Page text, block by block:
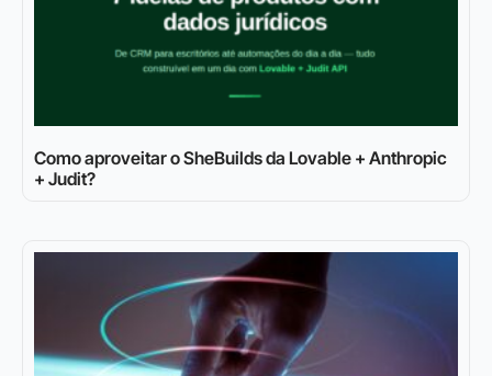
Como aproveitar o SheBuilds da Lovable + Anthropic
+ Judit?